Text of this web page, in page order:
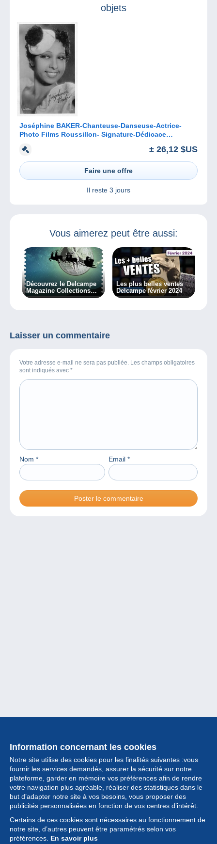
objets
Joséphine BAKER-Chanteuse-Danseuse-Actrice-
Photo Films Roussillon- Signature-Dédicace
± 26,12 $US
Faire une offre
Il reste 3 jours
Vous aimerez peut être aussi:
Découvrez le Delcampe
Magazine Collections
Classiques 8
Les plus belles ventes
Delcampe février 2024
Laisser un commentaire
Votre adresse e-mail ne sera pas publiée. Les champs obligatoires
sont indiqués avec *
Nom * Email *
Information concernant les cookies
Notre site utilise des cookies pour les finalités suivantes :vous
fournir les services demandés, assurer la sécurité sur notre
plateforme, garder en mémoire vos préférences afin de rendre
votre navigation plus agréable, réaliser des statistiques dans le
but d’adapter notre site à vos besoins, vous proposer des
publicités personnalisées en fonction de vos centres d’intérêt.
Certains de ces cookies sont nécessaires au fonctionnement de
notre site, d’autres peuvent être paramétrés selon vos
préférences. En savoir plus
Collection
Actualités